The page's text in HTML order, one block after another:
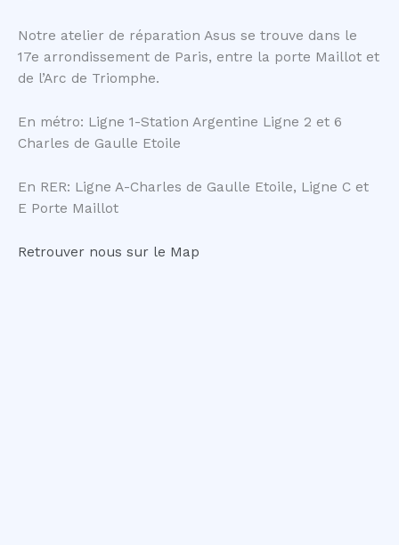
Notre atelier de réparation Asus se trouve dans le
17e arrondissement de Paris, entre la porte Maillot et
de l’Arc de Triomphe.
En métro: Ligne 1-Station Argentine Ligne 2 et 6
Charles de Gaulle Etoile
En RER: Ligne A-Charles de Gaulle Etoile, Ligne C et
E Porte Maillot
Retrouver nous sur le Map